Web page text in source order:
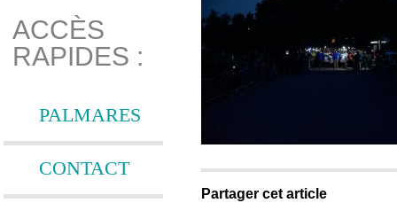
ACCÈS
RAPIDES :
PALMARES
CONTACT
Partager cet article